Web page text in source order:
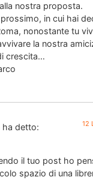
nostra proposta.
prossimo, in cui hai
nonostante tu
la nostra
crescita…
ha detto: 12
il tuo post ho
spazio di una